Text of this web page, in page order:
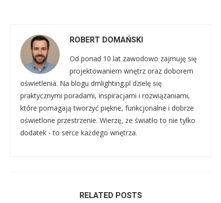
ROBERT DOMAŃSKI
Od ponad 10 lat zawodowo zajmuję się
projektowaniem wnętrz oraz doborem
oświetlenia. Na blogu dmlighting.pl dzielę się
praktycznymi poradami, inspiracjami i rozwiązaniami,
które pomagają tworzyć piękne, funkcjonalne i dobrze
oświetlone przestrzenie. Wierzę, że światło to nie tylko
dodatek - to serce każdego wnętrza.
RELATED POSTS